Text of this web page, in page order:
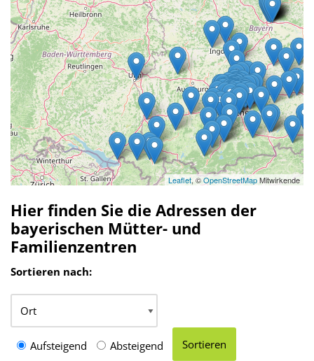
Leaflet, ©OpenStreetMapMitwirkende
Hier finden Sie die Adressen der
bayerischen Mütter- und
Familienzentren
Sortieren nach:
Aufsteigend Absteigend